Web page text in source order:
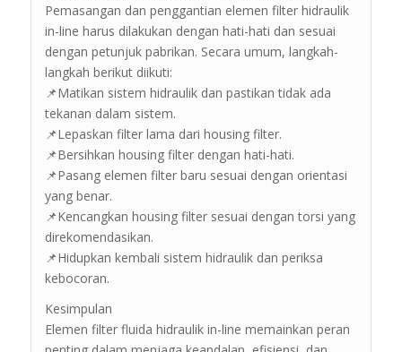
Pemasangan dan penggantian elemen filter hidraulik
in-line harus dilakukan dengan hati-hati dan sesuai
dengan petunjuk pabrikan. Secara umum, langkah-
langkah berikut diikuti:
📌Matikan sistem hidraulik dan pastikan tidak ada
tekanan dalam sistem.
📌Lepaskan filter lama dari housing filter.
📌Bersihkan housing filter dengan hati-hati.
📌Pasang elemen filter baru sesuai dengan orientasi
yang benar.
📌Kencangkan housing filter sesuai dengan torsi yang
direkomendasikan.
📌Hidupkan kembali sistem hidraulik dan periksa
kebocoran.
Kesimpulan
Elemen filter fluida hidraulik in-line memainkan peran